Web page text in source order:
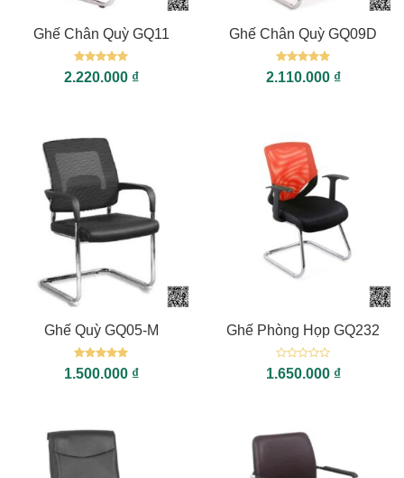
Ghế Chân Quỳ GQ11
Được xếp
hạng55
2.220.000 ₫
Ghế Chân Quỳ GQ09D
Được xếp
hạng55
2.110.000 ₫
Ghế Quỳ GQ05-M
Được xếp
hạng55
1.500.000 ₫
Ghế Phòng Họp GQ232
Được
xếp
1.650.000 ₫